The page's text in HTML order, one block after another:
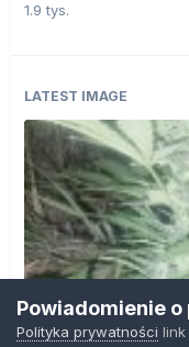
1.9 tys.
LATEST IMAGE
Powiadomienie
Polityka prywatności link